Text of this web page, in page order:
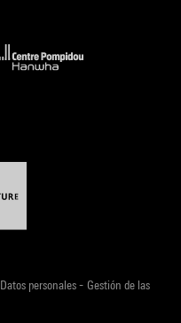
Datos personales- Gestión de las